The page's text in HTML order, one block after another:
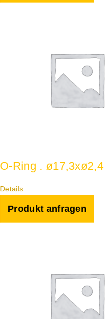
O-Ring . ø17,3xø2,4
Details
Produkt anfragen